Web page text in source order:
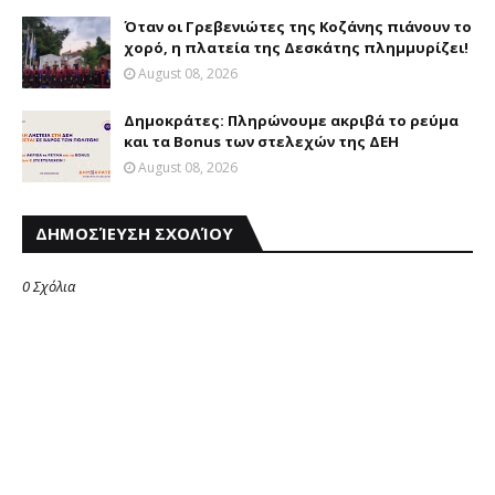
Όταν οι Γρεβενιώτες της Κοζάνης πιάνουν το
χορό, η πλατεία της Δεσκάτης πλημμυρίζει!
August 08, 2026
Δημοκράτες: Πληρώνουμε ακριβά το ρεύμα
και τα Bonus των στελεχών της ΔΕΗ
August 08, 2026
ΔΗΜΟΣΊΕΥΣΗ ΣΧΟΛΊΟΥ
0 Σχόλια